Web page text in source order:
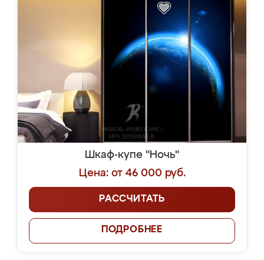
Шкаф-купе "Ночь"
Цена: от 46 000 руб.
РАССЧИТАТЬ
ПОДРОБНЕЕ